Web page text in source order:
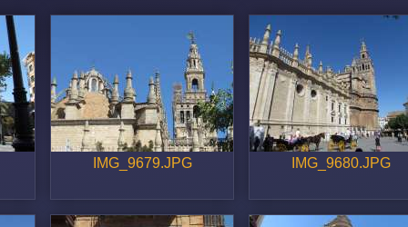
IMG_9679.JPG IMG_9680.JPG